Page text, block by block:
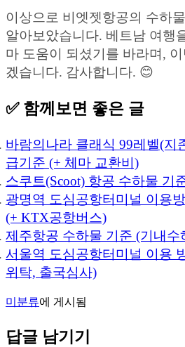
이상으로 비엣젯항공의 수하
알아보았습니다. 베트남 여행
마 도움이 되셨기를 바라며,
겠습니다. 감사합니다. 😊
✅ 함께보면 좋은 글
바람의나라 클래식 99레벨(지
급기준 (+ 체마 교환비)
스쿠트(Scoot) 항공 수하물 기
광명역 도심공항터미널 이용
(+ KTX공항버스)
제주항공 수하물 기준 (기내수
서울역 도심공항터미널 이용
위탁, 출국심사)
미분류에 게시됨
답글 남기기